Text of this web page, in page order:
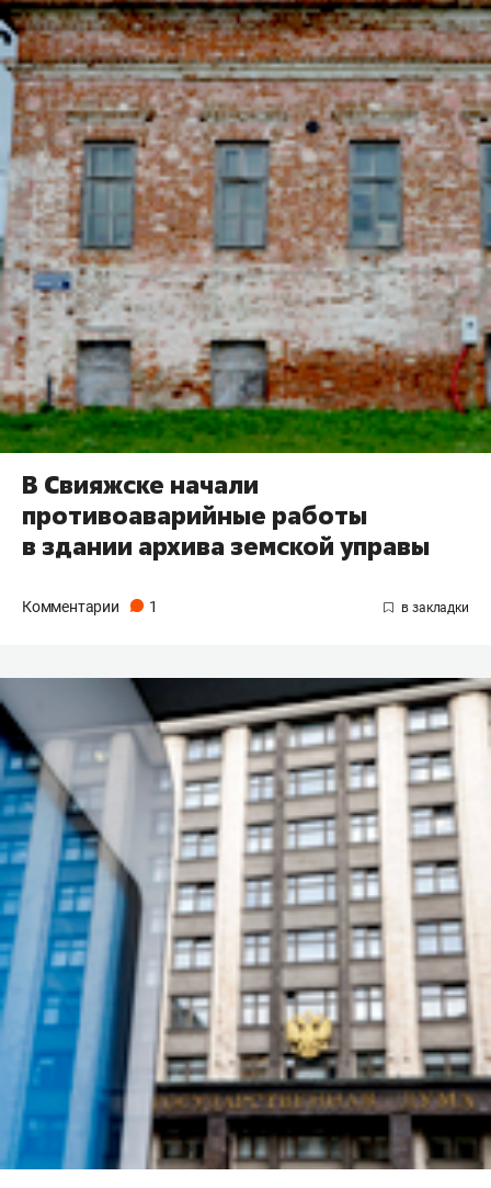
В Свияжске начали
противоаварийные работы
в здании архива земской управы
Комментарии 1